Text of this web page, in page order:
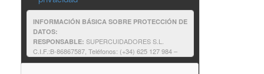
INFORMACIÓN BÁSICA SOBRE PROTECCIÓN DE
DATOS:
RESPONSABLE: SUPERCUIDADORES S.L.
C.I.F.:B-86867587, Teléfonos: (+34) 625 127 984 –